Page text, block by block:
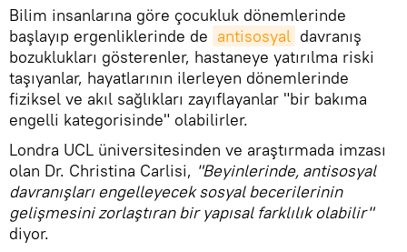
Bilim insanlarına göre çocukluk dönemlerinde
başlayıp ergenliklerinde de antisosyal davranış
bozuklukları gösterenler, hastaneye yatırılma riski
taşıyanlar, hayatlarının ilerleyen dönemlerinde
fiziksel ve akıl sağlıkları zayıflayanlar "bir bakıma
engelli kategorisinde" olabilirler.
Londra UCL üniversitesinden ve araştırmada imzası
olan Dr. Christina Carlisi, "Beyinlerinde, antisosyal
davranışları engelleyecek sosyal becerilerinin
gelişmesini zorlaştıran bir yapısal farklılık olabilir"
diyor.